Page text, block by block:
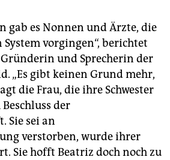
gab es Nonnen und Ärzte, die
vorgingen“, berichtet
und Sprecherin der
„Es gibt keinen Grund mehr,
die Frau, die ihre Schwester
der
Sie sei an
verstorben, wurde ihrer
Sie hofft Beatriz doch noch zu